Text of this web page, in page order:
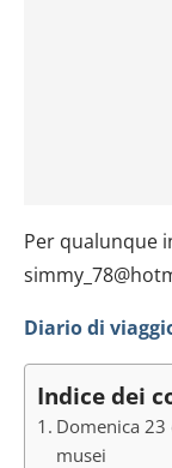
Per qualunque
Diario di
Indice dei
Domenica
musei